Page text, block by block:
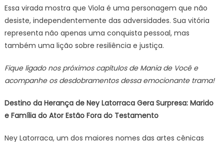
Essa virada mostra que Viola é uma personagem que não
desiste, independentemente das adversidades. Sua vitória
representa não apenas uma conquista pessoal, mas
também uma lição sobre resiliência e justiça.
Fique ligado nos próximos capítulos de Mania de Você e
acompanhe os desdobramentos dessa emocionante trama!
Destino da Herança de Ney Latorraca Gera Surpresa: Marido
e Família do Ator Estão Fora do Testamento
Ney Latorraca, um dos maiores nomes das artes cênicas